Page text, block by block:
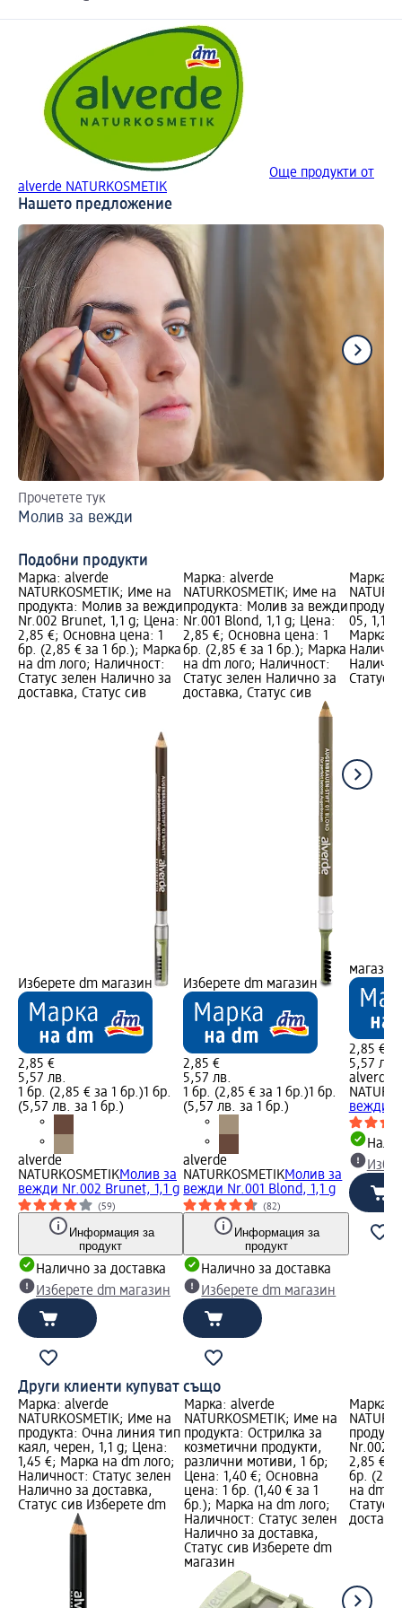
Още продукти от
alverde NATURKOSMETIK
Нашето предложение
Прочетете тук
Молив за вежди
Подобни продукти
Марка: alverde
NATURKOSMETIK; Име на
продукта: Молив за вежди
Nr.002 Brunet, 1,1 g; Цена:
2,85 €; Основна цена: 1
бр. (2,85 € за 1 бр.); Марка
на dm лого; Наличност:
Статус зелен Налично за
доставка, Статус сив
Изберете dm магазин
2,85 €
5,57 лв.
1 бр. (2,85 € за 1 бр.)1 бр.
(5,57 лв. за 1 бр.)
alverde
NATURKOSMETIKМолив за
вежди Nr.002 Brunet, 1,1 g
(59)
Информация за
продукт
Налично за доставка
Изберете dm магазин
Марка: alverde
NATURKOSMETIK; Име на
продукта: Молив за вежди
Nr.001 Blond, 1,1 g; Цена:
2,85 €; Основна цена: 1
бр. (2,85 € за 1 бр.); Марка
на dm лого; Наличност:
Статус зелен Налично за
доставка, Статус сив
Изберете dm магазин
2,85 €
5,57 лв.
1 бр. (2,85 € за 1 бр.)1 бр.
(5,57 лв. за 1 бр.)
alverde
NATURKOSMETIKМолив за
вежди Nr.001 Blond, 1,1 g
(82)
Информация за
продукт
Налично за доставка
Изберете dm магазин
Марка:
05, 1,1
Марка
Статус
магазин
2,85 €
5,57 лв.
alverde
вежди
Други клиенти купуват също
Марка: alverde
NATURKOSMETIK; Име на
продукта: Очна линия тип
каял, черен, 1,1 g; Цена:
1,45 €; Марка на dm лого;
Наличност: Статус зелен
Налично за доставка,
Статус сив Изберете dm
Марка: alverde
NATURKOSMETIK; Име на
продукта: Острилка за
козметични продукти,
различни мотиви, 1 бр;
Цена: 1,40 €; Основна
цена: 1 бр. (1,40 € за 1
бр.); Марка на dm лого;
Наличност: Статус зелен
Налично за доставка,
Статус сив Изберете dm
магазин
Марка:
Nr.002
2,85 €;
бр.
на dm
Статус